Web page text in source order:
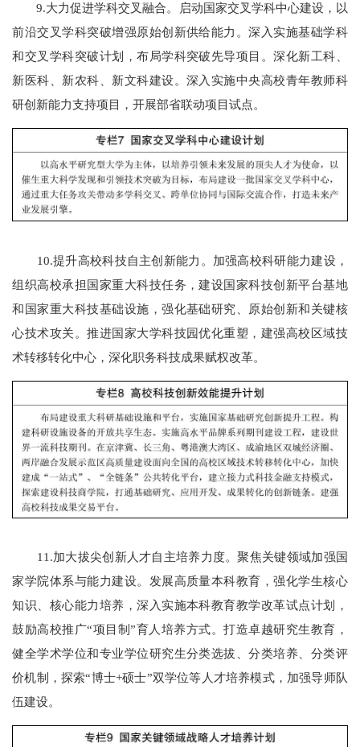
9.大力促进学科交叉融合。启动国家交叉学科中心建设，以
前沿交叉学科突破增强原始创新供给能力。深入实施基础学科
和交叉学科突破计划，布局学科突破先导项目。深化新工科、
新医科、新农科、新文科建设。深入实施中央高校青年教师科
研创新能力支持项目，开展部省联动项目试点。
10.提升高校科技自主创新能力。加强高校科研能力建设，
组织高校承担国家重大科技任务，建设国家科技创新平台基地
和国家重大科技基础设施，强化基础研究、原始创新和关键核
心技术攻关。推进国家大学科技园优化重塑，建强高校区域技
术转移转化中心，深化职务科技成果赋权改革。
11.加大拔尖创新人才自主培养力度。聚焦关键领域加强国
家学院体系与能力建设。发展高质量本科教育，强化学生核心
知识、核心能力培养，深入实施本科教育教学改革试点计划，
鼓励高校推广“项目制”育人培养方式。打造卓越研究生教育，
健全学术学位和专业学位研究生分类选拔、分类培养、分类评
价机制，探索“博士+硕士”双学位等人才培养模式，加强导师队
伍建设。